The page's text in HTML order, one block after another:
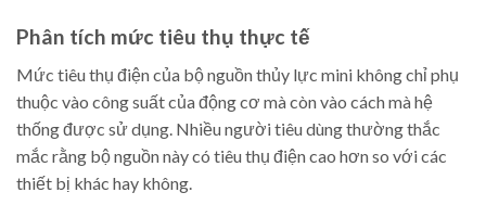
Phân tích mức tiêu thụ thực tế
Mức tiêu thụ điện của bộ nguồn thủy lực mini không chỉ phụ
thuộc vào công suất của động cơ mà còn vào cách mà hệ
thống được sử dụng. Nhiều người tiêu dùng thường thắc
mắc rằng bộ nguồn này có tiêu thụ điện cao hơn so với các
thiết bị khác hay không.